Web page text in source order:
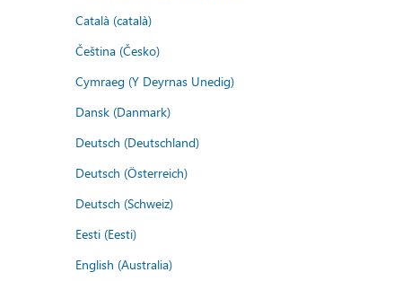
Català (català)
Čeština (Česko)
Cymraeg (Y Deyrnas Unedig)
Dansk (Danmark)
Deutsch (Deutschland)
Deutsch (Österreich)
Deutsch (Schweiz)
Eesti (Eesti)
English (Australia)